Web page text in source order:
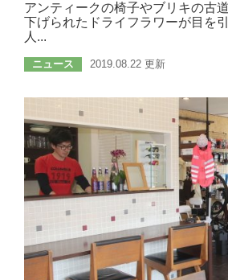
アンティークの椅子やブリキの古
下げられたドライフラワーが目を
人...
ニュース 2019.08.22 更新